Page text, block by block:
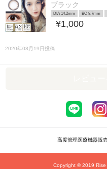
ブラック
DIA 14.2mm BC 8.7mm
¥1,000
2020年08月19日投稿
高度管理医療機器販
Copyright © 2019 Rise